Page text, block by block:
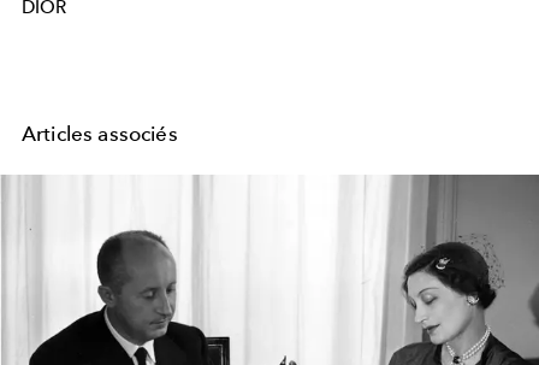
DIOR
Articles associés